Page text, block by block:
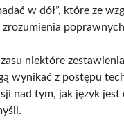
w dół”, które ze
zrozumienia
niektóre
wynikać z postępu
nad tym, jak język